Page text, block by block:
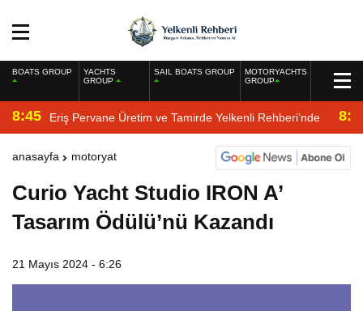
BOATS GROUP
YACHTS
GROUP
SAIL BOATS GROUP
MOTORYACHTS
GROUP
8:45 Eriş Pervane Üretim ve Tamirde Yelkenli Rehberi’nde
anasayfa motoryat
Curio Yacht Studio IRON A’
Tasarım Ödülü’nü Kazandı
21 Mayıs 2024 - 6:26